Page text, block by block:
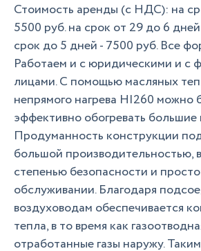
Стоимость аренды (с НДС): на
5500 руб. на срок от 29 до 6
срок до 5 дней - 7500 руб. Все
Работаем и с юридическими и с
лицами. C помощью масляных
непрямого нагрева HI260 можно
эффективно обогревать
Продуманность конструкции
большой производительностью,
степенью безопасности и
обслуживании. Благодаря
воздуховодам обеспечивается
тепла, в то время как
отработанные газы наружу.